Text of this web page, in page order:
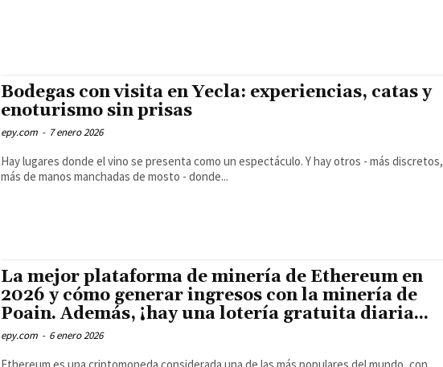
Bodegas con visita en Yecla: experiencias, catas y
enoturismo sin prisas
epy.com - 7 enero 2026
Hay lugares donde el vino se presenta como un espectáculo. Y hay otros - más discretos,
más de manos manchadas de mosto - donde...
La mejor plataforma de minería de Ethereum en
2026 y cómo generar ingresos con la minería de
Poain. Además, ¡hay una lotería gratuita diaria...
epy.com - 6 enero 2026